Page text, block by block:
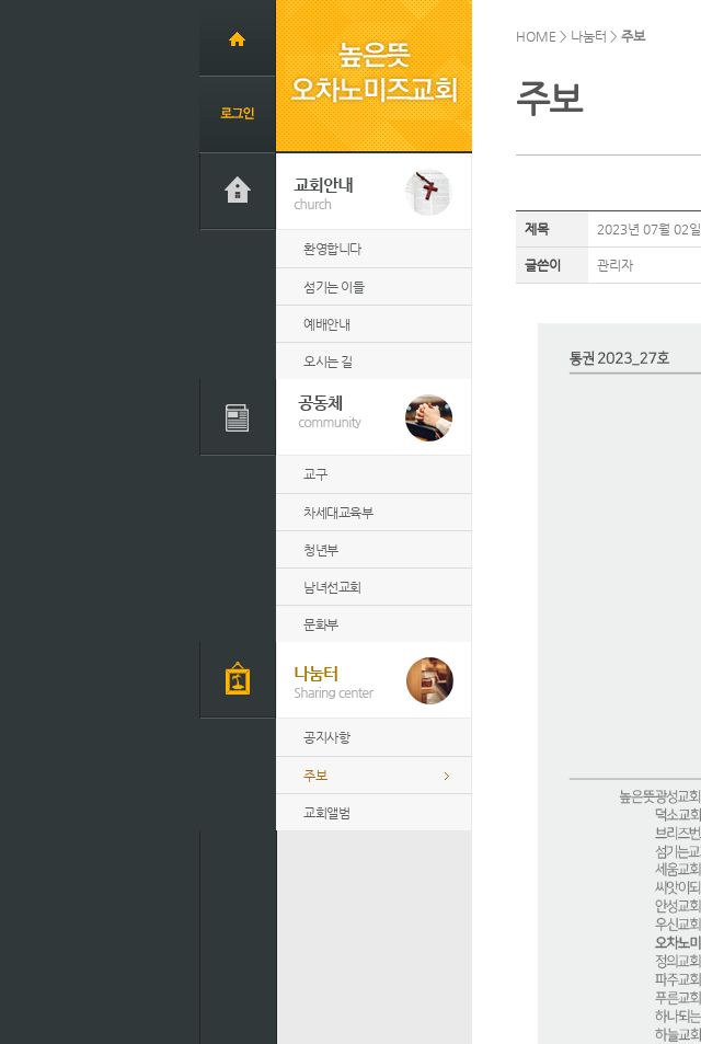
환영합니다
섬기는 이들
예배안내
오시는 길
교구
차세대교육부
청년부
남녀선교회
문화부
공지사항
주보
교회앨범
HOME > 나눔터 > 주보
주보
제목 2023년 07월 02일
글쓴이 관리자